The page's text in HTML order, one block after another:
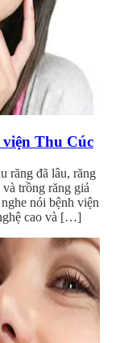
Thu Cúc
răng đã lâu, răng
trồng răng giả
nói bệnh viện
cao và […]